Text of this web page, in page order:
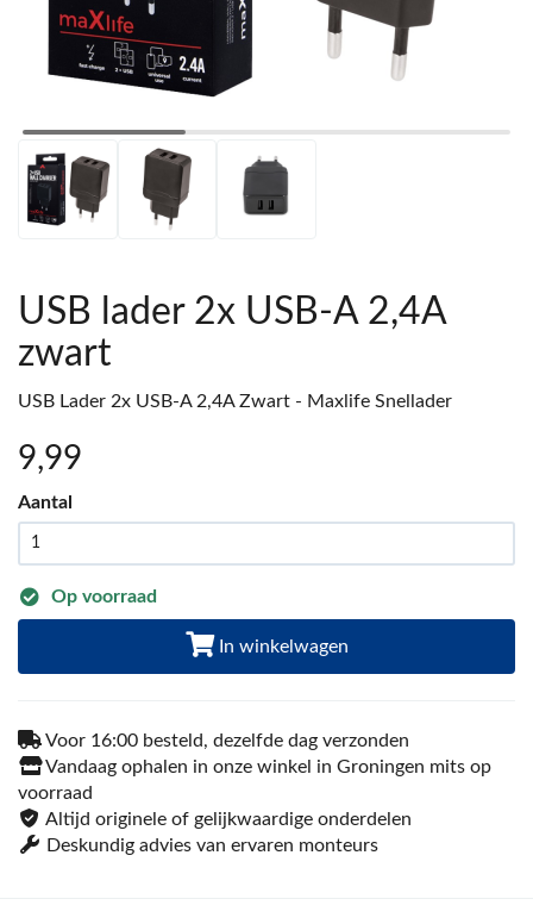
USB lader 2x USB-A 2,4A
zwart
USB Lader 2x USB-A 2,4A Zwart - Maxlife Snellader
9,99
Aantal
Op voorraad
In winkelwagen
Voor 16:00 besteld, dezelfde dag verzonden
Vandaag ophalen in onze winkel in Groningen mits op
voorraad
Altijd originele of gelijkwaardige onderdelen
Deskundig advies van ervaren monteurs